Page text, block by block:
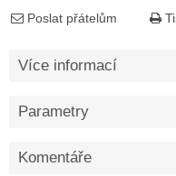
Poslat přátelům
Více informací
Parametry
Komentáře